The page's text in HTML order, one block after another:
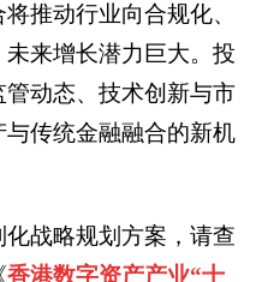
推动行业向合规化、
来增长潜力巨大。投
动态、技术创新与市
传统金融融合的新机
战略规划方案，请查
香港数字资产产业“十